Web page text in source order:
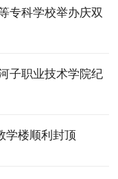
专科学校举办庆双
子职业技术学院纪
学楼顺利封顶